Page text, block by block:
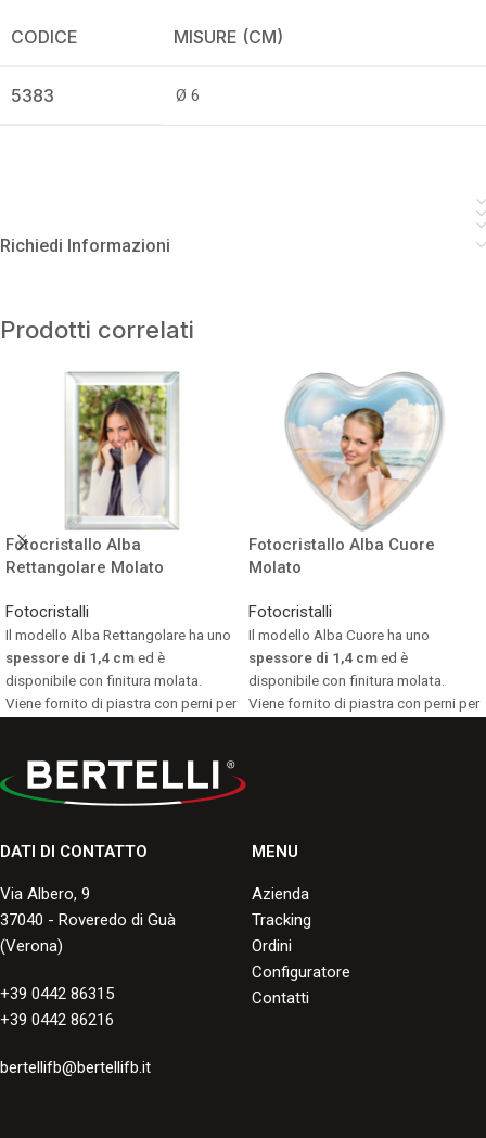
CODICE MISURE (CM)
5383 Ø 6
Richiedi Informazioni
Prodotti correlati
Fotocristallo Alba
Rettangolare Molato
Fotocristalli
Il modello Alba Rettangolare ha uno
spessore di 1,4 cmed è
disponibile con finitura molata.
Viene fornito di piastra con perni per
Consulta i formati disponibili.
Fotocristallo Alba Cuore
Molato
Fotocristalli
Il modello Alba Cuore ha uno
spessore di 1,4 cmed è
disponibile con finitura molata.
Viene fornito di piastra con perni per
DATI DI CONTATTO
Via Albero, 9
37040 - Roveredo di Guà
(Verona)
+39 0442 86315
+39 0442 86216
bertellifb@bertellifb.it
MENU
Azienda
Tracking
Ordini
Configuratore
Contatti